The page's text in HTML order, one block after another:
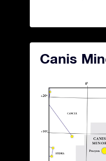
Canis